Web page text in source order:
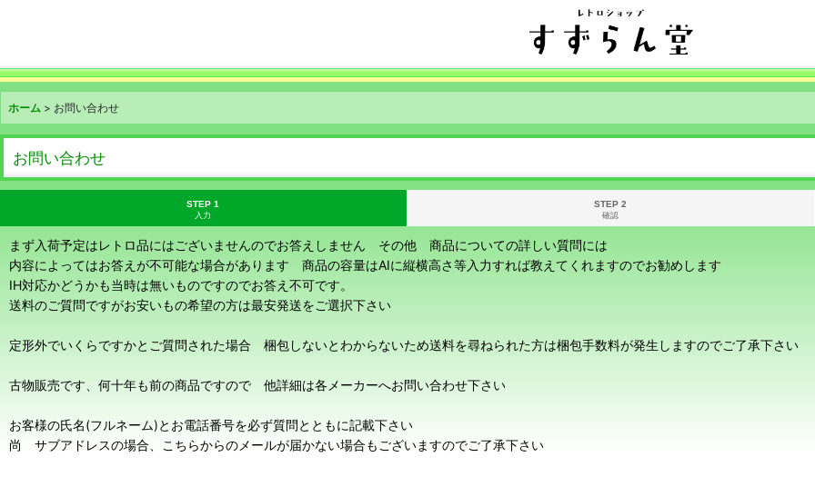
ホーム > お問い合わせ
お問い合わせ
STEP 1
入力
STEP 2
確認
まず入荷予定はレトロ品にはございませんのでお答えしません その他 商品についての詳しい質問には
内容によってはお答えが不可能な場合があります 商品の容量はAIに縦横高さ等入力すれば教えてくれますのでお勧めします
IH対応かどうかも当時は無いものですのでお答え不可です。
送料のご質問ですがお安いもの希望の方は最安発送をご選択下さい
定形外でいくらですかとご質問された場合 梱包しないとわからないため送料を尋ねられた方は梱包手数料が発生しますのでご了承下さい
古物販売です、何十年も前の商品ですので 他詳細は各メーカーへお問い合わせ下さい
お客様の氏名(フルネーム)とお電話番号を必ず質問とともに記載下さい
尚 サブアドレスの場合、こちらからのメールが届かない場合もございますのでご了承下さい